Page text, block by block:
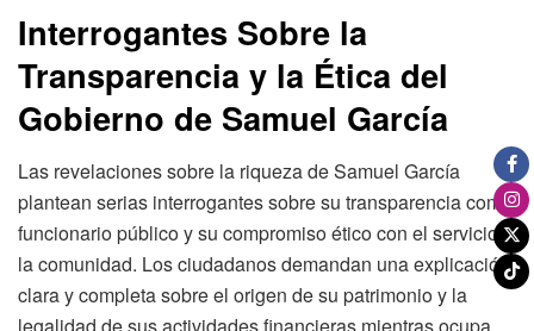
Interrogantes Sobre la
Transparencia y la Ética del
Gobierno de Samuel García
Las revelaciones sobre la riqueza de Samuel García
plantean serias interrogantes sobre su transparencia como
funcionario público y su compromiso ético con el servicio a
la comunidad. Los ciudadanos demandan una explicación
clara y completa sobre el origen de su patrimonio y la
legalidad de sus actividades financieras mientras ocupa